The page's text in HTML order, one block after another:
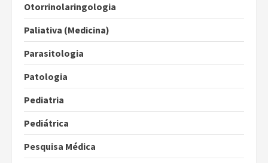
Otorrinolaringologia
Paliativa (Medicina)
Parasitologia
Patologia
Pediatria
Pediátrica
Pesquisa Médica